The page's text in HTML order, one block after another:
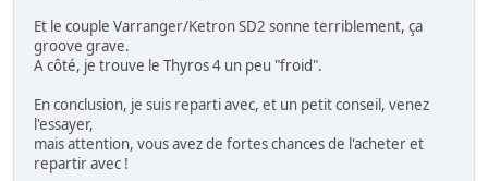
Et le couple Varranger/Ketron SD2 sonne terriblement, ça
groove grave.
A côté, je trouve le Thyros 4 un peu "froid".
En conclusion, je suis reparti avec, et un petit conseil, venez
l'essayer,
mais attention, vous avez de fortes chances de l'acheter et
repartir avec !